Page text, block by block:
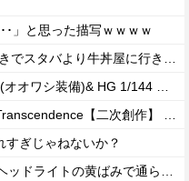
･」と思った描写ｗｗｗｗ
ぎじゃねないか？